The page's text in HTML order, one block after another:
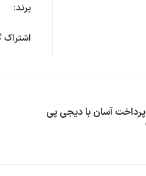
برند:
اشتراک
پرداخت آسان با دیجی پی